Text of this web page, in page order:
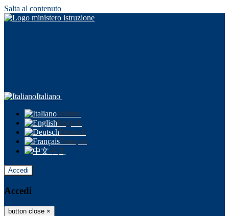
Salta al contenuto
Italiano
Italiano
English
Deutsch
Français
中文
Accedi
Accedi
button close ×